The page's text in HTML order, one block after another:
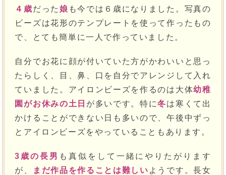
４歳だった 娘 も今では６歳になりました。写真の
ビーズは花形のテンプレートを使って作ったもの
で、とても簡単に一人で作っていました。
自分でお花に顔が付いていた方がかわいいと思っ
たらしく、目、鼻、口を自分でアレンジして入れ
ていました。アイロンビーズを作るのは大体幼稚
園がお休みの土日 が多いです。特に冬は寒くて出
かけることができない日も多いので、午後中ずっ
とアイロンビーズをやっていることもあります。
3歳の長男 も真似をして一緒にやりたがります
が、
まだ作品を作ることは難しい ようです。長女